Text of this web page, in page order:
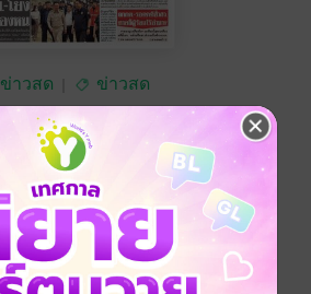
ข่าวสด ข่าวสด
ซื้อ 10 บาท
No Rating